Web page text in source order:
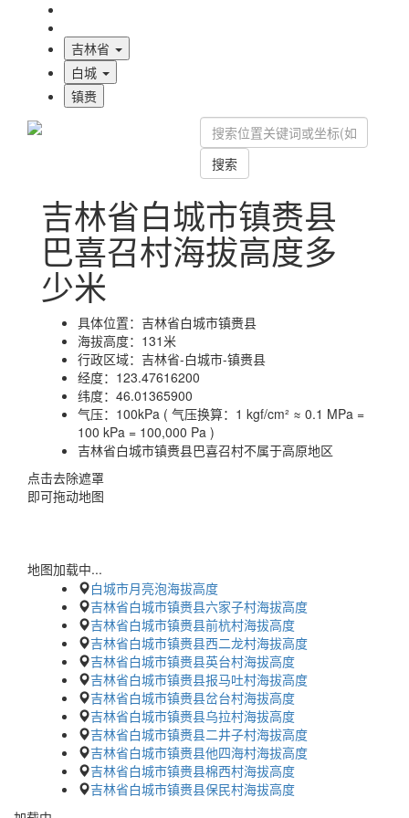
吉林省
白城
镇赉
搜索
吉林省白城市镇赉县
巴喜召村海拔高度多
少米
具体位置： 吉林省白城市镇赉县
海拔高度： 131米
行政区域： 吉林省-白城市-镇赉县
经度： 123.47616200
纬度： 46.01365900
气压： 100kPa ( 气压换算：1 kgf/cm² ≈ 0.1 MPa =
100 kPa = 100,000 Pa )
吉林省白城市镇赉县巴喜召村不属于高原地区
点击去除遮罩
即可拖动地图
地图加载中...
白城市月亮泡海拔高度
吉林省白城市镇赉县六家子村海拔高度
吉林省白城市镇赉县前杭村海拔高度
吉林省白城市镇赉县西二龙村海拔高度
吉林省白城市镇赉县英台村海拔高度
吉林省白城市镇赉县报马吐村海拔高度
吉林省白城市镇赉县岔台村海拔高度
吉林省白城市镇赉县乌拉村海拔高度
吉林省白城市镇赉县二井子村海拔高度
吉林省白城市镇赉县他四海村海拔高度
吉林省白城市镇赉县棉西村海拔高度
吉林省白城市镇赉县保民村海拔高度